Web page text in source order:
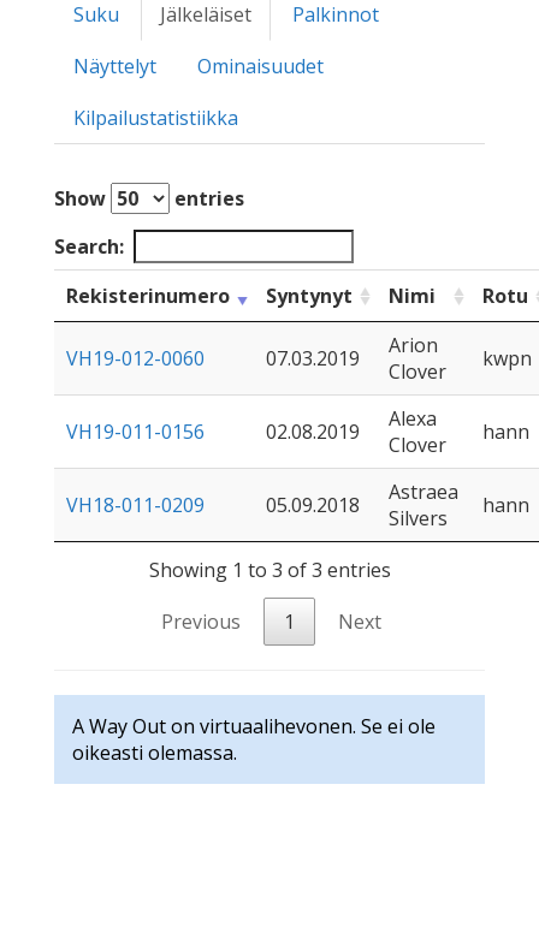
Suku Jälkeläiset
Palkinnot
Näyttelyt
Ominaisuudet
Kilpailustatistiikka
Show
entries
Search:
Rekisterinumero
Syntynyt Nimi Rotu
VH19-012-0060 07.03.2019
Arion
Clover
kwpn
VH19-011-0156 02.08.2019
Alexa
Clover
hann
VH18-011-0209 05.09.2018
Astraea
Silvers
hann
Showing 1 to 3 of 3 entries
Previous
1 Next
A Way Out on virtuaalihevonen. Se ei ole
oikeasti olemassa.